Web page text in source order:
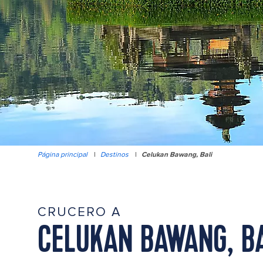
Página principal | Destinos | Celukan Bawang, Bali
CRUCERO A
CELUKAN BAWANG,